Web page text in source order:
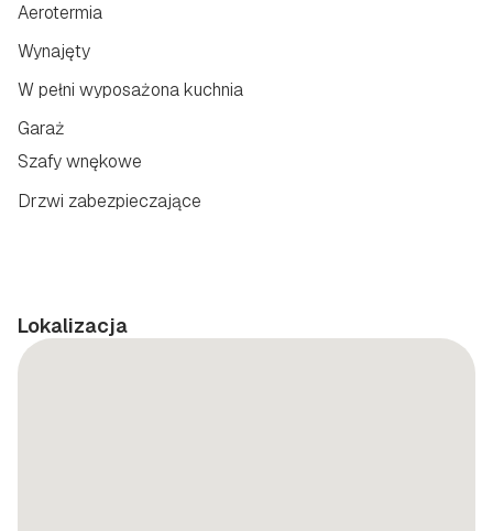
Drzwi zabezpieczające
Aerotermia
Wynajęty
W pełni wyposażona kuchnia
Garaż
Szafy wnękowe
Lokalizacja